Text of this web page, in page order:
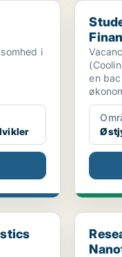
i
Student
en
wind tu...